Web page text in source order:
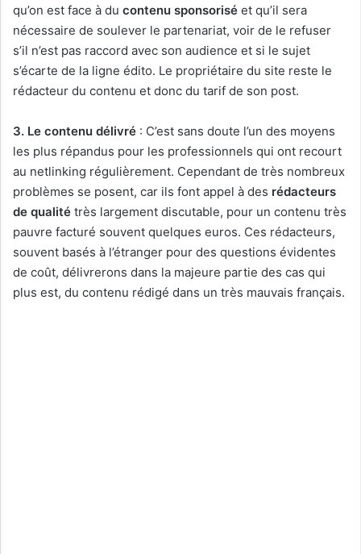
qu’on est face à du contenu sponsorisé et qu’il sera
nécessaire de soulever le partenariat, voir de le refuser
s’il n’est pas raccord avec son audience et si le sujet
s’écarte de la ligne édito. Le propriétaire du site reste le
rédacteur du contenu et donc du tarif de son post.
3. Le contenu délivré : C’est sans doute l’un des moyens
les plus répandus pour les professionnels qui ont recourt
au netlinking régulièrement. Cependant de très nombreux
problèmes se posent, car ils font appel à des rédacteurs
de qualité très largement discutable, pour un contenu très
pauvre facturé souvent quelques euros. Ces rédacteurs,
souvent basés à l’étranger pour des questions évidentes
de coût, délivrerons dans la majeure partie des cas qui
plus est, du contenu rédigé dans un très mauvais français.